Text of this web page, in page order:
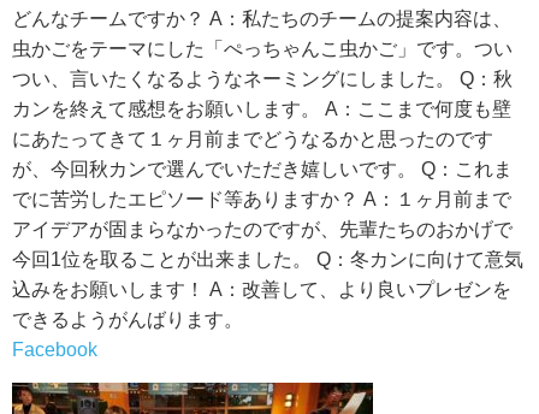
どんなチームですか？ A：私たちのチームの提案内容は、
虫かごをテーマにした「ぺっちゃんこ虫かご」です。つい
つい、言いたくなるようなネーミングにしました。 Q：秋
カンを終えて感想をお願いします。 A：ここまで何度も壁
にあたってきて１ヶ月前までどうなるかと思ったのです
が、今回秋カンで選んでいただき嬉しいです。 Q：これま
でに苦労したエピソード等ありますか？ A：１ヶ月前まで
アイデアが固まらなかったのですが、先輩たちのおかげで
今回1位を取ることが出来ました。 Q：冬カンに向けて意気
込みをお願いします！ A：改善して、より良いプレゼンを
できるようがんばります。
Facebook